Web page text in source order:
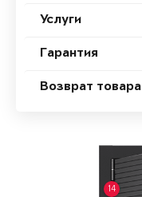
Услуги
Гарантия
Возврат товара
14